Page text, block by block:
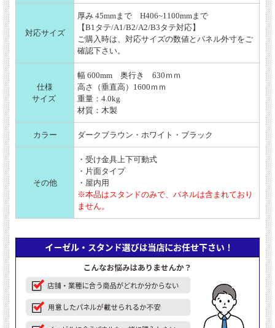
対応サイズ
厚み 45mmまで H406~1100mmまで
【B1タテ/A1/B2/A2/B3タテ対応】
ご購入時は、対応サイズの数値とパネル外寸をご
確認下さい。
仕様
サイズ
幅 600mm 奥行き 630ｍｍ
高さ（垂直高）1600ｍｍ
重量：4.0kg
材質：木製
カラー ダークブラウン・ホワイト・ブラック
その他
・受け金具上下可動式
・片面タイプ
・屋内用
※本品はスタンドのみで、パネルは含まれており
ません。